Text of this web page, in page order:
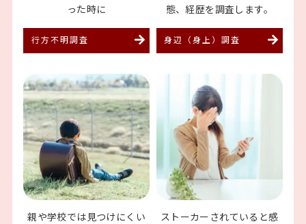
った時に
行方不明調査
態、経歴を調査します。
身辺（身上）調査
親や学校では見つけにくい
ストーカーされていると感